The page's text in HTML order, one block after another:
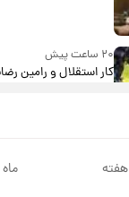
۲۰ ساعت پیش
کار استقلال و رامین
مذاق رضاییان خوشهفته ماه